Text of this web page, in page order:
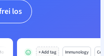
los
+ Add tag Immunology